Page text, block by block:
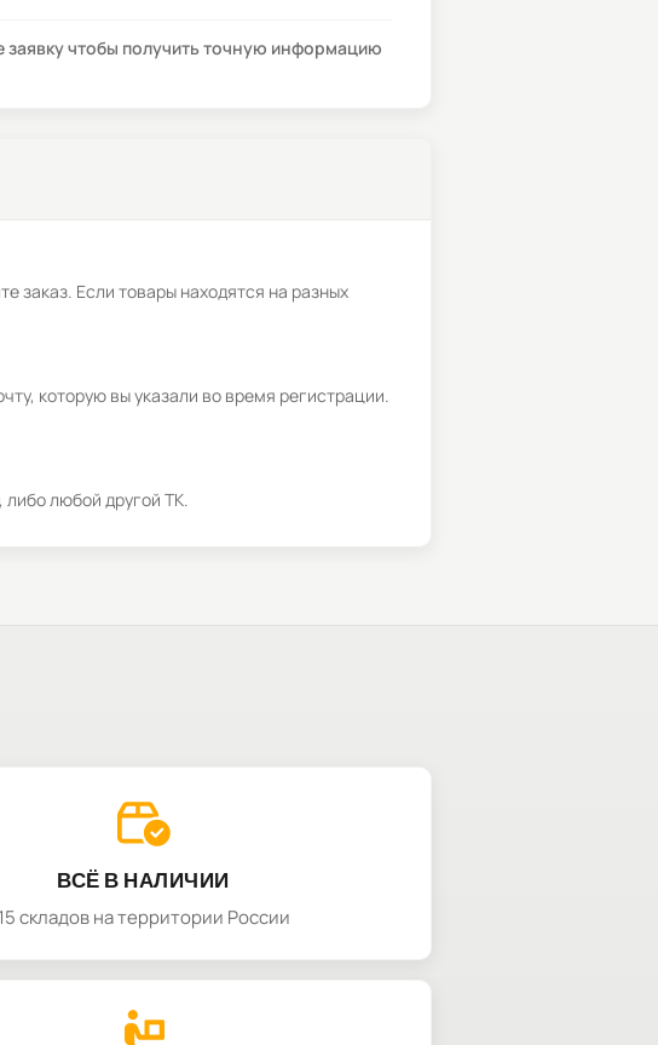
чтобы получить точную информацию
заказ. Если товары находятся на разных
которую вы указали во время регистрации.
либо любой другой ТК.
ВСЁ В НАЛИЧИИ
15 складов на территории России